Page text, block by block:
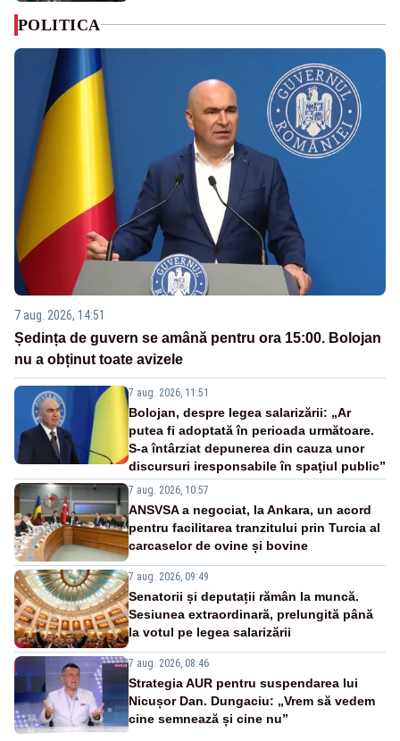
POLITICA
7 aug. 2026, 14:51
Ședința de guvern se amână pentru ora 15:00. Bolojan
nu a obținut toate avizele
7 aug. 2026, 11:51
Bolojan, despre legea salarizării: „Ar
putea fi adoptată în perioada următoare.
S-a întârziat depunerea din cauza unor
discursuri iresponsabile în spaţiul public”
7 aug. 2026, 10:57
ANSVSA a negociat, la Ankara, un acord
pentru facilitarea tranzitului prin Turcia al
carcaselor de ovine și bovine
7 aug. 2026, 09:49
Senatorii și deputații rămân la muncă.
Sesiunea extraordinară, prelungită până
la votul pe legea salarizării
7 aug. 2026, 08:46
Strategia AUR pentru suspendarea lui
Nicușor Dan. Dungaciu: „Vrem să vedem
cine semnează și cine nu”